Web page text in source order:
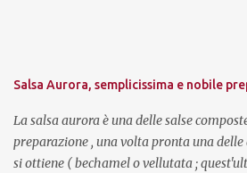
due o tre giorni dopo la cottura e possono
scatole di metallo , per qualche
luogo fresco e asciutto. E' preferibile
Salsa Aurora, semplicissima e nobile
La salsa aurora è una delle salse
preparazione , una volta pronta una
si ottiene ( bechamel o vellutata ;